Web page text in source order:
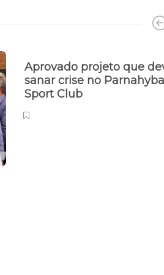
Aprovado projeto que
sanar crise no Parnahyba
Sport Club